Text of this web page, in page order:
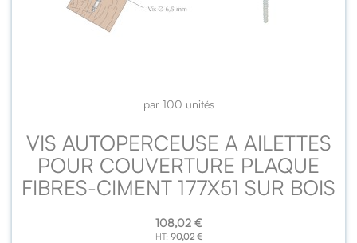
par 100 unités
VIS AUTOPERCEUSE A AILETTES
POUR COUVERTURE PLAQUE
FIBRES-CIMENT 177X51 SUR BOIS
108,02 €
90,02 €